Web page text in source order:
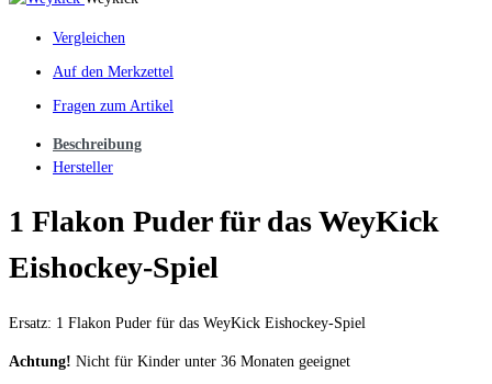
Vergleichen
Auf den Merkzettel
Fragen zum Artikel
Beschreibung
Hersteller
1 Flakon Puder für das WeyKick
Eishockey-Spiel
Ersatz: 1 Flakon Puder für das WeyKick Eishockey-Spiel
Achtung! Nicht für Kinder unter 36 Monaten geeignet